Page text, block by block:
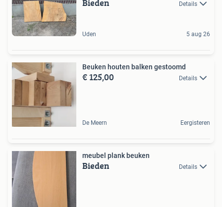
Details
Uden 5 aug 26
Beuken houten balken gestoomd
€ 125,00 Details
De Meern Eergisteren
meubel plank beuken
Bieden Details